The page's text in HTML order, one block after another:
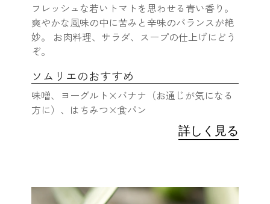
フレッシュな若いトマトを思わせる青い香り。
爽やかな風味の中に苦みと辛味のバランスが絶
妙。 お肉料理、サラダ、スープの仕上げにどう
ぞ。
ソムリエのおすすめ
味噌、ヨーグルト×バナナ（お通じが気になる
方に）、はちみつ×食パン
詳しく見る